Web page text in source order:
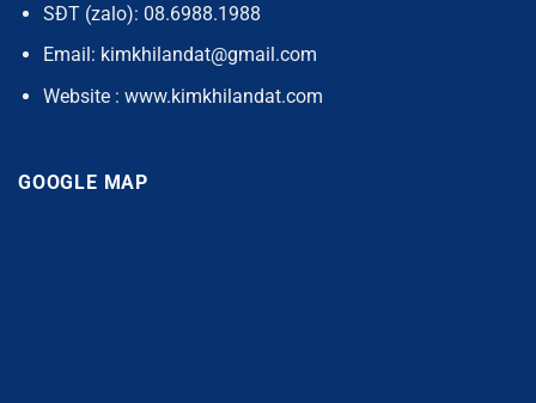
SĐT (zalo): 08.6988.1988
Email: kimkhilandat@gmail.com
Website : www.kimkhilandat.com
GOOGLE MAP